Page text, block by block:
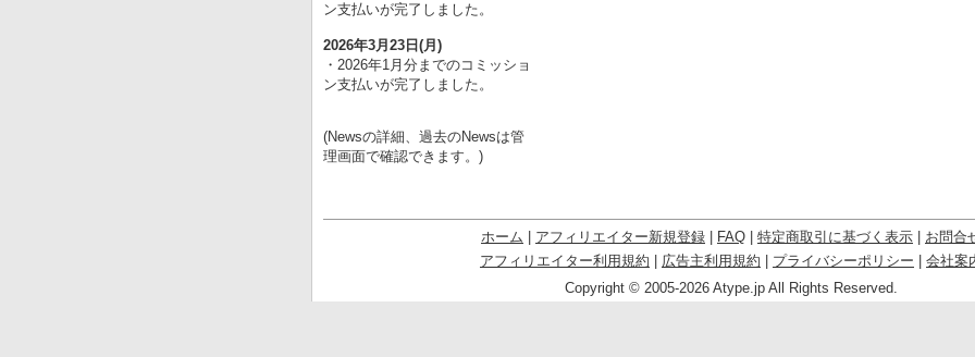
ン支払いが完了しました。
2026年3月23日(月)
・2026年1月分までのコミッショ
ン支払いが完了しました。
(Newsの詳細、過去のNewsは管
理画面で確認できます。)
ホーム アフィリエイター新規登録 FAQ 特定商取引に基づく表示
お問合
アフィリエイター利用規約
広告主利用規約 プライバシーポリシー
会社案
Copyright © 2005-2026 Atype.jp All Rights Reserved.